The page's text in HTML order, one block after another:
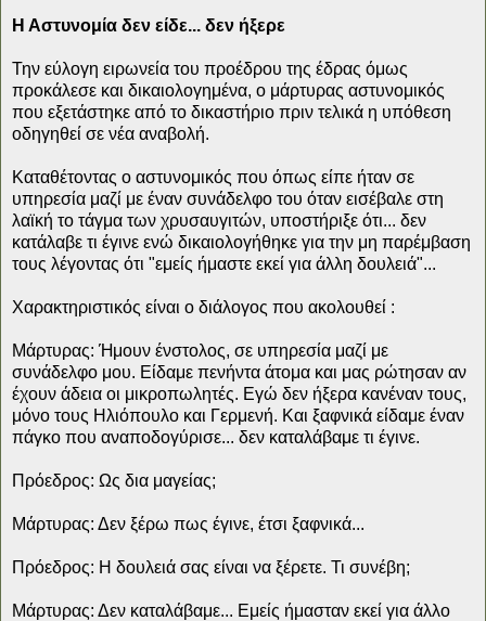
Η Αστυνομία δεν είδε... δεν ήξερε
Την εύλογη ειρωνεία του προέδρου της έδρας όμως
προκάλεσε και δικαιολογημένα, ο μάρτυρας αστυνομικός
που εξετάστηκε από το δικαστήριο πριν τελικά η υπόθεση
οδηγηθεί σε νέα αναβολή.
Καταθέτοντας ο αστυνομικός που όπως είπε ήταν σε
υπηρεσία μαζί με έναν συνάδελφο του όταν εισέβαλε στη
λαϊκή το τάγμα των χρυσαυγιτών, υποστήριξε ότι... δεν
κατάλαβε τι έγινε ενώ δικαιολογήθηκε για την μη παρέμβαση
τους λέγοντας ότι "εμείς ήμαστε εκεί για άλλη δουλειά"...
Χαρακτηριστικός είναι ο διάλογος που ακολουθεί :
Μάρτυρας: Ήμουν ένστολος, σε υπηρεσία μαζί με
συνάδελφο μου. Είδαμε πενήντα άτομα και μας ρώτησαν αν
έχουν άδεια οι μικροπωλητές. Εγώ δεν ήξερα κανέναν τους,
μόνο τους Ηλιόπουλο και Γερμενή. Και ξαφνικά είδαμε έναν
πάγκο που αναποδογύρισε... δεν καταλάβαμε τι έγινε.
Πρόεδρος: Ως δια μαγείας;
Μάρτυρας: Δεν ξέρω πως έγινε, έτσι ξαφνικά...
Πρόεδρος: Η δουλειά σας είναι να ξέρετε. Τι συνέβη;
Μάρτυρας: Δεν καταλάβαμε... Εμείς ήμασταν εκεί για άλλο